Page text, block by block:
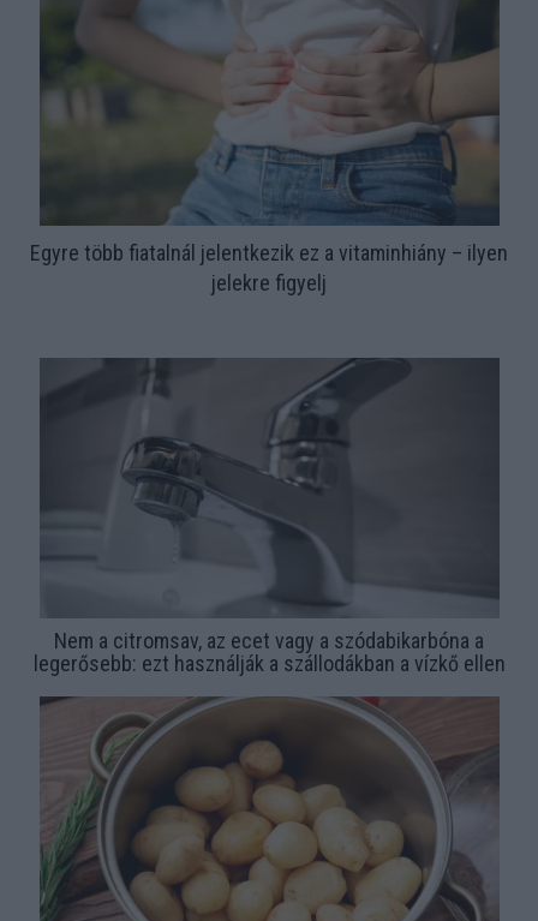
Egyre több fiatalnál jelentkezik ez a vitaminhiány – ilyen
jelekre figyelj
Nem a citromsav, az ecet vagy a szódabikarbóna a
legerősebb: ezt használják a szállodákban a vízkő ellen